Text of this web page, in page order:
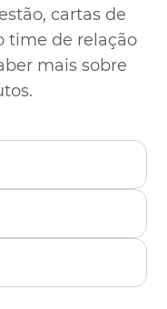
cartas de
time de relação
mais sobre